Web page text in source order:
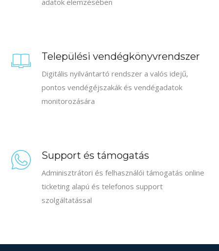
adatok elemzésében
Települési vendégkönyvrendszer
Digitális nyilvántartó rendszer a valós idejű,
pontos vendégéjszakák és vendégadatok
monitorozására
Support és támogatás
Adminisztrátori és felhasználói támogatás online
ticketing alapú és telefonos support
szolgáltatással